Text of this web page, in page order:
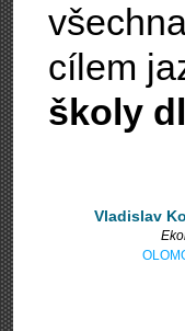
cílem
školy
Vladislav